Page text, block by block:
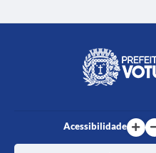
Acessibilidade